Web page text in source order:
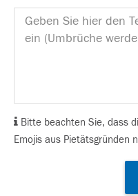
Bitte beachten Sie, dass
Emojis aus Pietätsgründen